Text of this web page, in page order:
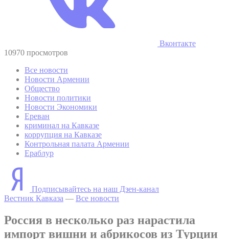
Вконтакте
10970 просмотров
Все новости
Новости Армении
Общество
Новости политики
Новости Экономики
Ереван
криминал на Кавказе
коррупция на Кавказе
Контрольная палата Армении
Ераблур
Подписывайтесь на наш Дзен-канал
Вестник Кавказа — Все новости
Россия в несколько раз нарастила
импорт вишни и абрикосов из Турции